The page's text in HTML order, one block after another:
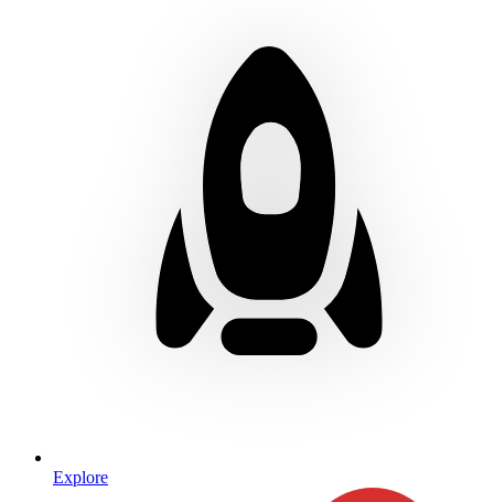
Explore